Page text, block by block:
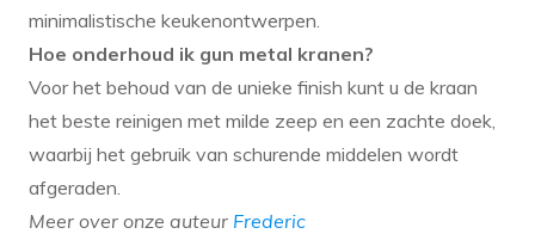
minimalistische keukenontwerpen.
Hoe onderhoud ik gun metal kranen?
Voor het behoud van de unieke finish kunt u de kraan
het beste reinigen met milde zeep en een zachte doek,
waarbij het gebruik van schurende middelen wordt
afgeraden.
Meer over onze auteur Frederic